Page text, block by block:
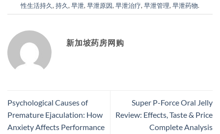
性生活持久, 持久, 早泄, 早泄原因, 早泄治疗, 早泄管理, 早泄药物.
新加坡药房网购
Psychological Causes of
Premature Ejaculation: How
Anxiety Affects Performance
Super P-Force Oral Jelly
Review: Effects, Taste & Price
Complete Analysis